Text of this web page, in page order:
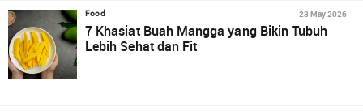
Food 23 May 2026
7 Khasiat Buah Mangga yang Bikin Tubuh
Lebih Sehat dan Fit